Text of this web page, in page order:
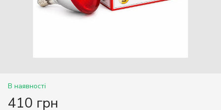
В наявності
410 грн